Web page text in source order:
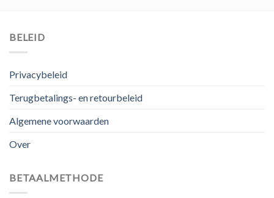
BELEID
Privacybeleid
Terugbetalings- en retourbeleid
Algemene voorwaarden
Over
BETAALMETHODE